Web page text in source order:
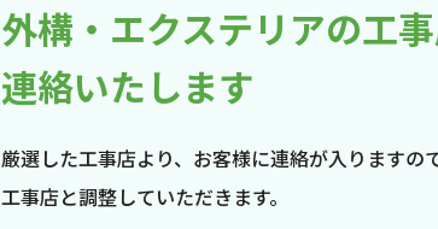
外構・エクステリアの工
連絡いたします
厳選した工事店より、お客様に連絡が入りますの
工事店と調整していただきます。